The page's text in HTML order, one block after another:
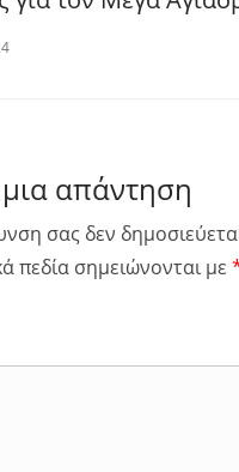
απάντηση
σας δεν
πεδία σημειώνονται με